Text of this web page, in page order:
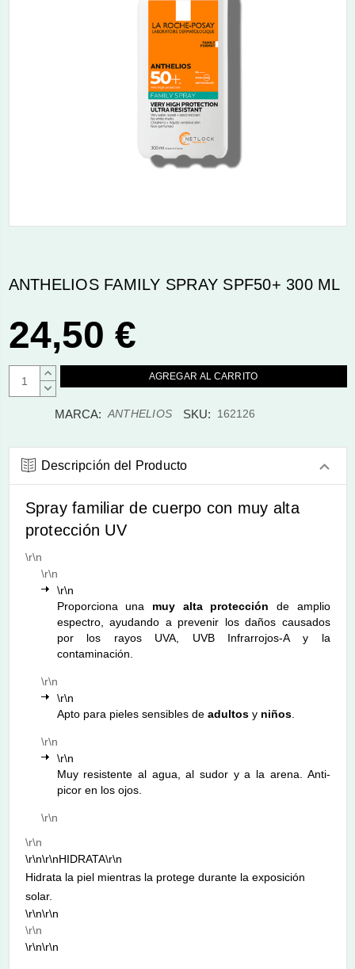
ANTHELIOS FAMILY SPRAY SPF50+ 300 ML
24,50 €
AUMENTAR
CANTIDAD:
DISMINUIR
MARCA: ANTHELIOS SKU: 162126
Descripción del Producto
Spray familiar de cuerpo con muy alta
protección UV
\r\n
\r\n
\r\n
Proporciona una muy alta protección de amplio
espectro, ayudando a prevenir los daños causados
por los rayos UVA, UVB Infrarrojos-A y la
contaminación.
\r\n
\r\n
Apto para pieles sensibles de adultos y niños.
\r\n
\r\n
Muy resistente al agua, al sudor y a la arena. Anti-
picor en los ojos.
\r\n
\r\n
\r\n\r\nHIDRATA\r\n
Hidrata la piel mientras la protege durante la exposición
solar.
\r\n\r\n
\r\n
\r\n\r\n